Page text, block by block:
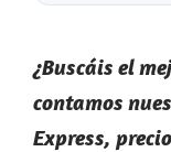
¿Buscáis el
contamos
Express,